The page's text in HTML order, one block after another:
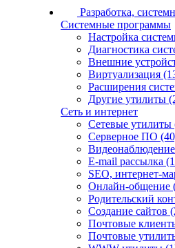
Разработка,
Системные программы
Настройка
Диагностика
Внешние
Виртуализация
Расширения
Другие утилиты
Сеть и интернет
Сетевые утилиты
Серверное ПО
Видеонаблюдение
E-mail рассылка
SEO, интернет-
Онлайн-общение
Родительский
Создание сайтов
Почтовые
Почтовые